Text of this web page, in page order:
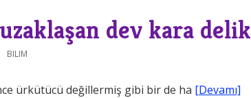
dev kara delik
BILIM
ürkütücü değillermiş gibi bir de ha [Devamı]